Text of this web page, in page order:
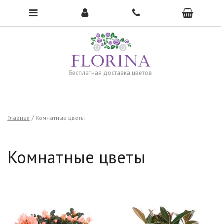
Бесплатная доставка цветов
Чтобы открыть меню, нажмите сюда →
Главная Комнатные цветы
Комнатные цветы